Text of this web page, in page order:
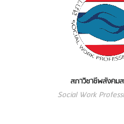
สภาวิชาชีพสังคมส
Social Work